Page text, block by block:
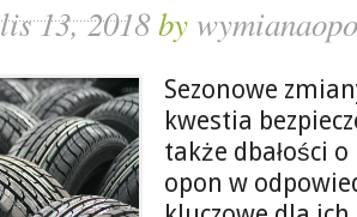
lis 13, 2018by
Sezonowe
kwestia
także dbałości
opon w